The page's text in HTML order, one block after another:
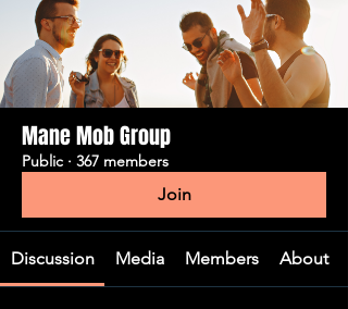
Mane Mob Group
Public · 367 members
Join
Discussion Media Members About